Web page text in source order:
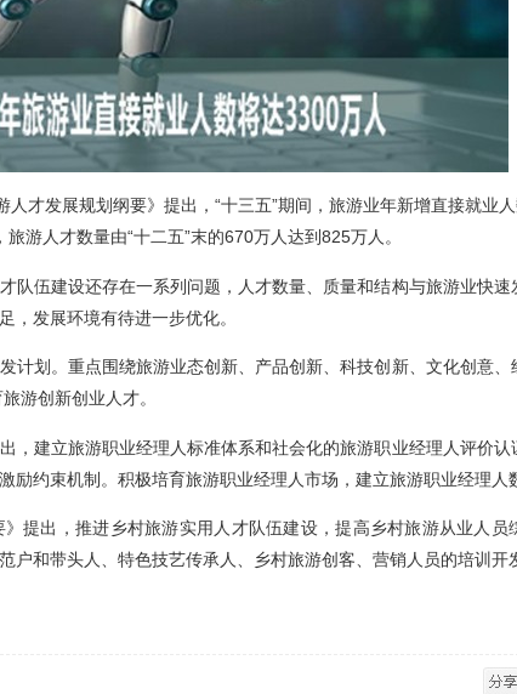
才发展规划纲要》提出，“十三五”期间，旅游业年新增直接就业人
游人才数量由“十二五”末的670万人达到825万人。
伍建设还存在一系列问题，人才数量、质量和结构与旅游业快速
，发展环境有待进一步优化。
划。重点围绕旅游业态创新、产品创新、科技创新、文化创意、
游创新创业人才。
建立旅游职业经理人标准体系和社会化的旅游职业经理人评价认
约束机制。积极培育旅游职业经理人市场，建立旅游职业经理人
出，推进乡村旅游实用人才队伍建设，提高乡村旅游从业人员
户和带头人、特色技艺传承人、乡村旅游创客、营销人员的培训开